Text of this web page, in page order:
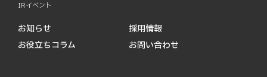
IRイベント
お知らせ
お役立ちコラム
採用情報
お問い合わせ